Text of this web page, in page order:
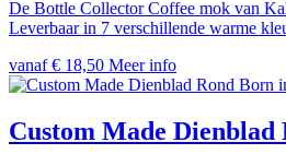
De Bottle Collector Coffee mok van
Leverbaar in 7 verschillende warme
vanaf € 18,50 Meer info
Born
Custom Made Dienblad